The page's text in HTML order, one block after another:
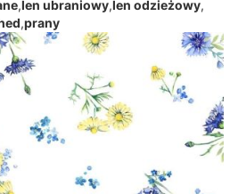
,len ubraniowy,len odzieżowy,
,prany